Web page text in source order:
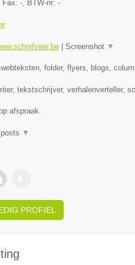
Fax: -, BTW-nr: -
| Screenshot ▼
folder, flyers, blogs,
tekstschrijver, verhalenverteller,
afspraak.
▼
PROFIEL